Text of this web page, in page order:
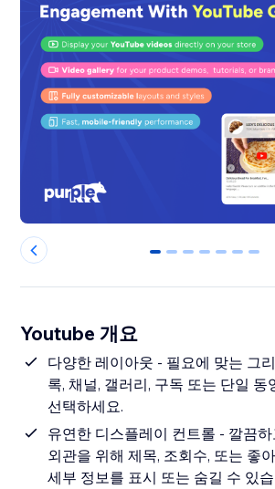
0 1 2 3 4 5 6
Youtube 개요
다양한 레이아웃 - 필요에 맞는 그
록, 채널, 갤러리, 구독 또는 단일 동
선택하세요.
유연한 디스플레이 컨트롤 - 깔끔
외관을 위해 제목, 조회수, 또는 좋
세부 정보를 표시 또는 숨길 수 있